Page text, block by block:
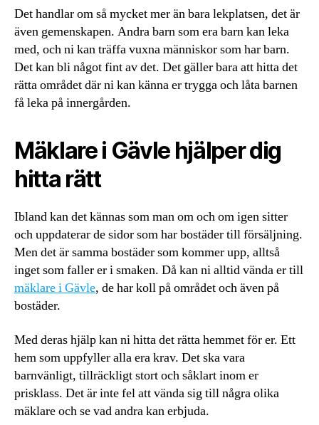
Det handlar om så mycket mer än bara lekplatsen, det är
även gemenskapen. Andra barn som era barn kan leka
med, och ni kan träffa vuxna människor som har barn.
Det kan bli något fint av det. Det gäller bara att hitta det
rätta området där ni kan känna er trygga och låta barnen
få leka på innergården.
Mäklare i Gävle hjälper dig
hitta rätt
Ibland kan det kännas som man om och om igen sitter
och uppdaterar de sidor som har bostäder till försäljning.
Men det är samma bostäder som kommer upp, alltså
inget som faller er i smaken. Då kan ni alltid vända er till
mäklare i Gävle, de har koll på området och även på
bostäder.
Med deras hjälp kan ni hitta det rätta hemmet för er. Ett
hem som uppfyller alla era krav. Det ska vara
barnvänligt, tillräckligt stort och såklart inom er
prisklass. Det är inte fel att vända sig till några olika
mäklare och se vad andra kan erbjuda.